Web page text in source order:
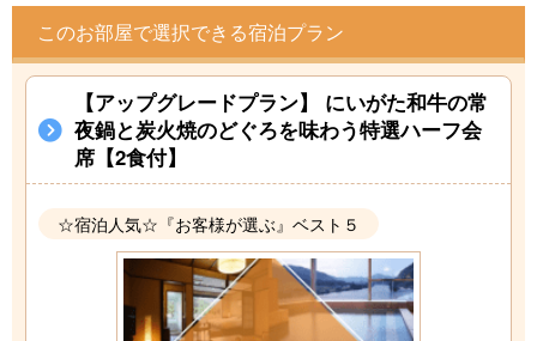
このお部屋で選択できる宿泊プラン
【アップグレードプラン】 にいがた和牛の常
夜鍋と炭火焼のどぐろを味わう特選ハーフ会
席【2食付】
☆宿泊人気☆『お客様が選ぶ』ベスト５